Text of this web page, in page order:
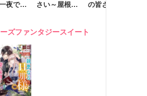
夜で大
２
さい～屋根裏
動かす万能令
の皆さんお忘
れ才女の辺境
ズファンタジースイート